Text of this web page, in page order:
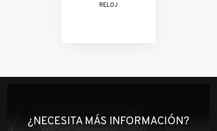
RELOJ
¿NECESITA MÁS INFORMACIÓN?